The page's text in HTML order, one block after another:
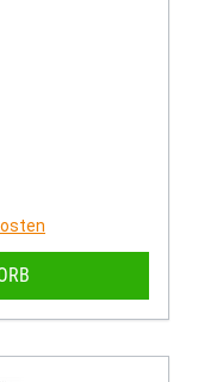
Informationen zum